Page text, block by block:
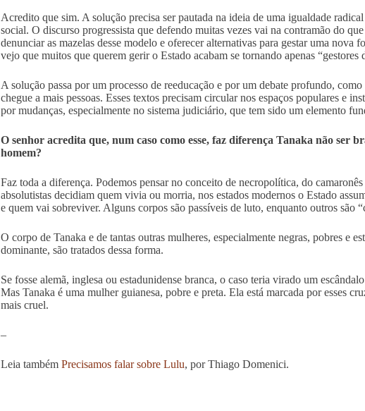
Acredito que sim. A solução precisa ser pautada na ideia de uma igualdade
social. O discurso progressista que defendo muitas vezes vai na contramão do
denunciar as mazelas desse modelo e oferecer alternativas para gestar uma nova
vejo que muitos que querem gerir o Estado acabam se tornando apenas “gestores
A solução passa por um processo de reeducação e por um debate profundo,
chegue a mais pessoas. Esses textos precisam circular nos espaços populares e
por mudanças, especialmente no sistema judiciário, que tem sido um elemento
O senhor acredita que, num caso como esse, faz diferença Tanaka não ser
homem?
Faz toda a diferença. Podemos pensar no conceito de necropolítica, do
absolutistas decidiam quem vivia ou morria, nos estados modernos o Estado
e quem vai sobreviver. Alguns corpos são passíveis de luto, enquanto outros são
O corpo de Tanaka e de tantas outras mulheres, especialmente negras, pobres e
dominante, são tratados dessa forma.
Se fosse alemã, inglesa ou estadunidense branca, o caso teria virado um
Mas Tanaka é uma mulher guianesa, pobre e preta. Ela está marcada por esses
mais cruel.
–
Leia também Precisamos falar sobre Lulu, por Thiago Domenici.